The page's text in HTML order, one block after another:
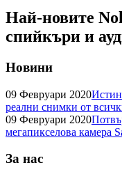
Най-новите
спийкъри и
Новини
09 Февруари 2020
реални снимки от
09 Февруари 2020
мегапикселова камера
За нас